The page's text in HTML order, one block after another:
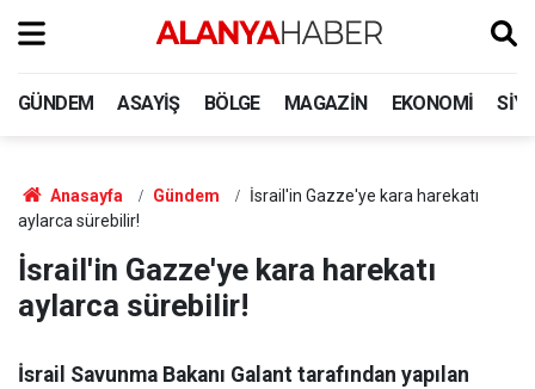
GÜNDEM ASAYIŞ BÖLGE MAGAZIN EKONOMI
Anasayfa Gündem
İsrail'in Gazze'ye kara harekatı
aylarca sürebilir!
İsrail'in Gazze'ye kara harekatı
aylarca sürebilir!
İsrail Savunma Bakanı Galant tarafından yapılan